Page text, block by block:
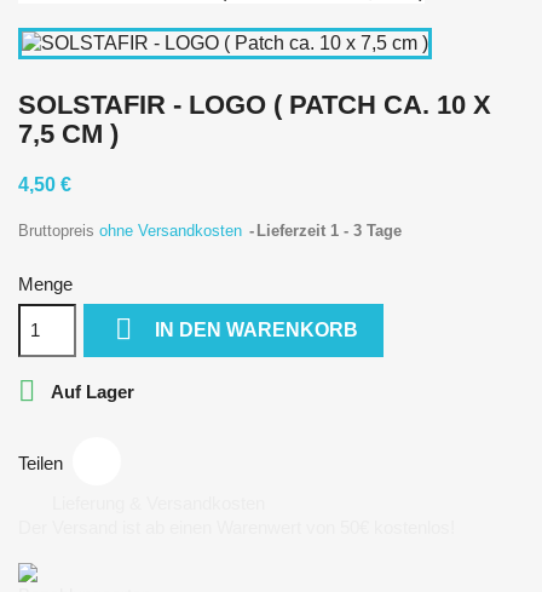
SOLSTAFIR - LOGO ( PATCH CA. 10 X
7,5 CM )
4,50 €
Bruttopreis ohne Versandkosten Lieferzeit 1 - 3 Tage
Menge
 IN DEN WARENKORB
 Auf Lager
Teilen